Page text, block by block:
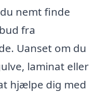
nemt finde
fra
Uanset om du
laminat eller
hjælpe dig med